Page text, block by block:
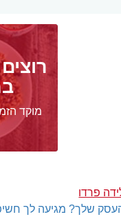
פרדו
מוקד
שלך? מגיעה לך